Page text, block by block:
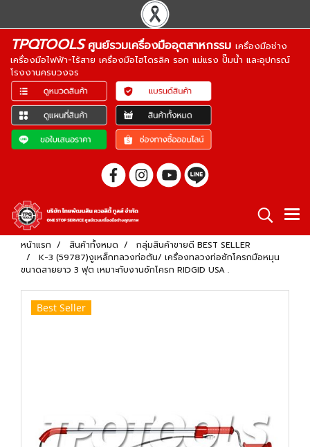
TPQTOOLSศูนย์รวมเครื่องมืออุตสาหกรรม เครื่องมือช่าง
เครื่องมือไฟฟ้า-ไร้สาย เครื่องมือไฮโดรลิค รอก แม่แรง ปั๊มน้ำ และอุปกรณ์
โรงงานครบวงจร
หน้าแรก สินค้าทั้งหมด
กลุ่มสินค้าขายดี BEST SELLER
K-3 (59787)งูเหล็กทลวงท่อตัน/ เครื่องทลวงท่อซักโครกมือหมุน
ขนาดสายยาว 3 ฟุต เหมาะกับงานซักโครก RIDGID USA .
Best Seller